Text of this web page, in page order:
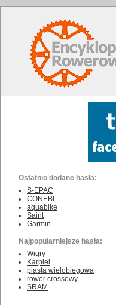
Ostatnio dodane hasła:
S-EPAC
CONEBI
aquabike
Saint
Garmin
Najpopularniejsze hasła:
Wigry
Karpiel
piasta wielobiegowa
rower crossowy
SRAM